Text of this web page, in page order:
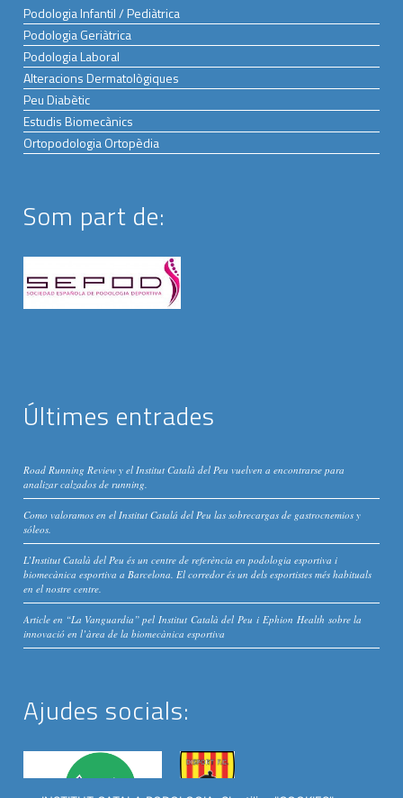
Podologia Infantil / Pediàtrica
Podologia Geriàtrica
Podologia Laboral
Alteracions Dermatològiques
Peu Diabètic
Estudis Biomecànics
Ortopodologia Ortopèdia
Som part de:
Últimes entrades
Road Running Review y el Institut Català del Peu vuelven a encontrarse para
analizar calzados de running.
Como valoramos en el Institut Catalá del Peu las sobrecargas de gastrocnemios y
sóleos.
L’Institut Català del Peu és un centre de referència en podologia esportiva i
biomecànica esportiva a Barcelona. El corredor és un dels esportistes més habituals
en el nostre centre.
Article en “La Vanguardia” pel Institut Català del Peu i Ephion Health sobre la
innovació en l’àrea de la biomecànica esportiva
Ajudes socials: